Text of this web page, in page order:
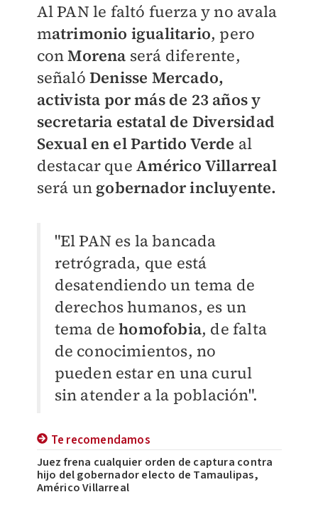
Al PAN le faltó fuerza y no avala
matrimonio igualitario, pero
conMorena será diferente,
señaló Denisse Mercado,
activista por más de 23 años y
secretaria estatal de Diversidad
Sexual en el Partido Verde al
destacar queAmérico Villarreal
será un gobernador incluyente.
"El PAN es la bancada
retrógrada, que está
desatendiendo un tema de
derechos humanos, es un
tema dehomofobia, de falta
de conocimientos, no
pueden estar en una curul
sin atender a la población".
Te recomendamos
Juez frena cualquier orden de captura contra
hijo del gobernador electo de Tamaulipas,
Américo Villarreal